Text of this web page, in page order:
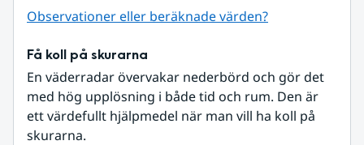
Observationer eller beräknade värden?
Få koll på skurarna
En väderradar övervakar nederbörd och gör det
med hög upplösning i både tid och rum. Den är
ett värdefullt hjälpmedel när man vill ha koll på
skurarna.